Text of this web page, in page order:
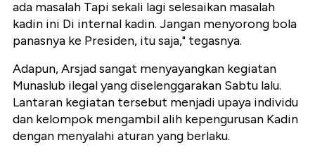
ada masalah Tapi sekali lagi selesaikan masalah
kadin ini Di internal kadin. Jangan menyorong bola
panasnya ke Presiden, itu saja," tegasnya.
Adapun, Arsjad sangat menyayangkan kegiatan
Munaslub ilegal yang diselenggarakan Sabtu lalu.
Lantaran kegiatan tersebut menjadi upaya individu
dan kelompok mengambil alih kepengurusan Kadin
dengan menyalahi aturan yang berlaku.